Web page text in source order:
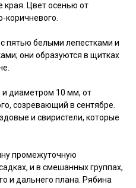
края. Цвет осенью от
коричневого.
пятью белыми лепестками и
они образуются в щитках
диаметром 10 мм, от
созревающий в сентябре.
и свиристели, которые
промежуточную
и в смешанных группах,
и дальнего плана. Рябина